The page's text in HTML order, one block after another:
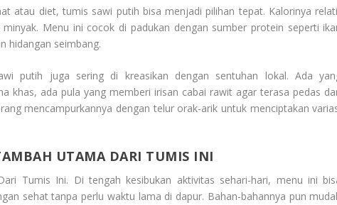
atau diet, tumis sawi putih bisa menjadi pilihan tepat. Kalorinya
Menu ini cocok di padukan dengan sumber protein seperti
hidangan seimbang.
putih juga sering di kreasikan dengan sentuhan lokal. Ada
khas, ada pula yang memberi irisan cabai rawit agar terasa pedas
mencampurkannya dengan telur orak-arik untuk menciptakan
UTAMA DARI TUMIS INI
Tumis Ini. Di tengah kesibukan aktivitas sehari-hari, menu ini
sehat tanpa perlu waktu lama di dapur. Bahan-bahannya pun